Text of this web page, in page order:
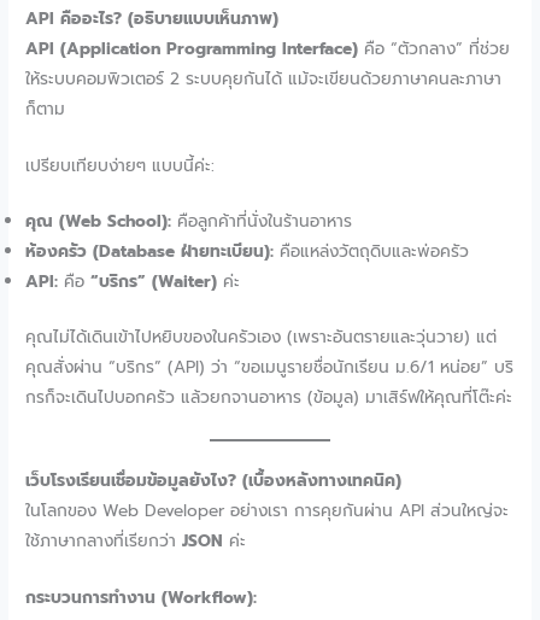
API คืออะไร? (อธิบายแบบเห็นภาพ)
API (Application Programming Interface) คือ “ตัวกลาง” ที่ช่วย
ให้ระบบคอมพิวเตอร์ 2 ระบบคุยกันได้ แม้จะเขียนด้วยภาษาคนละภาษา
ก็ตาม
เปรียบเทียบง่ายๆ แบบนี้ค่ะ:
คุณ (Web School): คือลูกค้าที่นั่งในร้านอาหาร
ห้องครัว (Database ฝ่ายทะเบียน): คือแหล่งวัตถุดิบและพ่อครัว
API: คือ“บริกร” (Waiter) ค่ะ
คุณไม่ได้เดินเข้าไปหยิบของในครัวเอง (เพราะอันตรายและวุ่นวาย) แต่
คุณสั่งผ่าน “บริกร” (API) ว่า “ขอเมนูรายชื่อนักเรียน ม.6/1 หน่อย” บริ
กรก็จะเดินไปบอกครัว แล้วยกจานอาหาร (ข้อมูล) มาเสิร์ฟให้คุณที่โต๊ะค่ะ
เว็บโรงเรียนเชื่อมข้อมูลยังไง? (เบื้องหลังทางเทคนิค)
ในโลกของ Web Developer อย่างเรา การคุยกันผ่าน API ส่วนใหญ่จะ
ใช้ภาษากลางที่เรียกว่าJSON ค่ะ
กระบวนการทำงาน (Workflow):